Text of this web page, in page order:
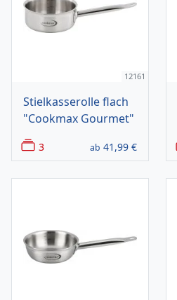
12161
Stielkasserolle flach
"Cookmax Gourmet"
3 ab 41,99 €